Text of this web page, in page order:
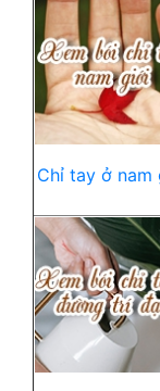
Chỉ tay ở nam